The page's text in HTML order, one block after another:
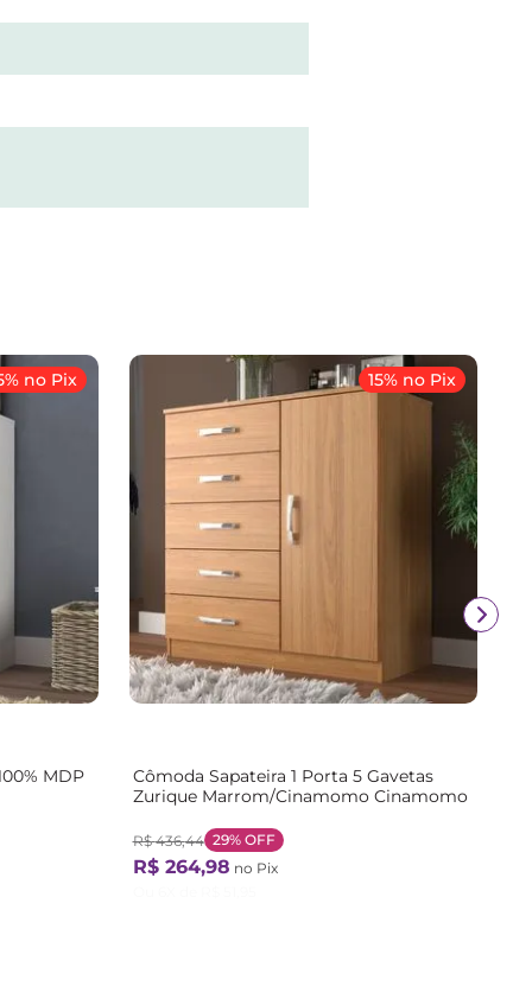
no Pix
MDP
15% no Pix
Cômoda Sapateira 1 Porta 5 Gavetas
Zurique Marrom/Cinamomo Cinamomo
R$ 436,44 29%OFF
R$ 264,98 no Pix